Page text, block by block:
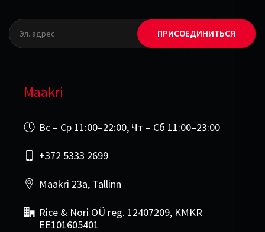
ПРИСОЕДИНИТЬСЯ
Maakri
Вс – Ср 11:00–22:00, Чт – Сб 11:00–23:00
+372 5333 2699
Maakri 23a, Tallinn
Rice & Nori OÜ reg. 12407209, KMKR
EE101605401